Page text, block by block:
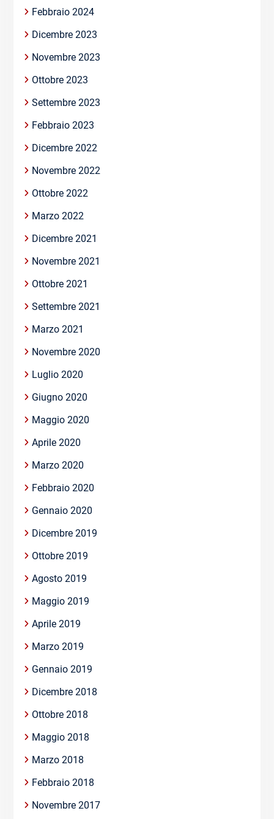
Febbraio 2024
Dicembre 2023
Novembre 2023
Ottobre 2023
Settembre 2023
Febbraio 2023
Dicembre 2022
Novembre 2022
Ottobre 2022
Marzo 2022
Dicembre 2021
Novembre 2021
Ottobre 2021
Settembre 2021
Marzo 2021
Novembre 2020
Luglio 2020
Giugno 2020
Maggio 2020
Aprile 2020
Marzo 2020
Febbraio 2020
Gennaio 2020
Dicembre 2019
Ottobre 2019
Agosto 2019
Maggio 2019
Aprile 2019
Marzo 2019
Gennaio 2019
Dicembre 2018
Ottobre 2018
Maggio 2018
Marzo 2018
Febbraio 2018
Novembre 2017